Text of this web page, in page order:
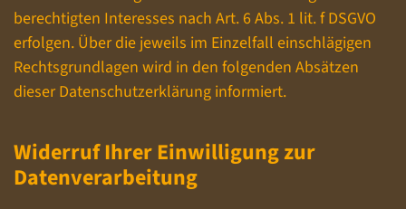
berechtigten Interesses nach Art. 6 Abs. 1 lit. f DSGVO
erfolgen. Über die jeweils im Einzelfall einschlägigen
Rechtsgrundlagen wird in den folgenden Absätzen
dieser Datenschutzerklärung informiert.
Widerruf Ihrer Einwilligung zur
Datenverarbeitung